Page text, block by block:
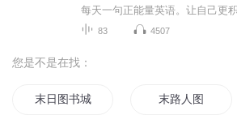
83 4507
您是不是在找：
末日图书城 末路人图